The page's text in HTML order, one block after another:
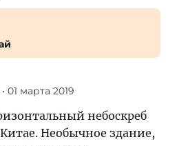
• 01 марта 2019
небоскреб
Необычное здание,